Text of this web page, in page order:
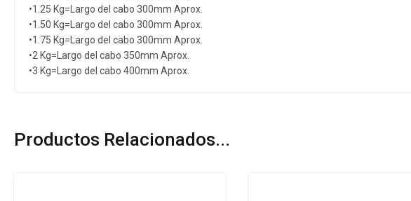
•1.25 Kg=Largo del cabo 300mm Aprox.
•1.50 Kg=Largo del cabo 300mm Aprox.
•1.75 Kg=Largo del cabo 300mm Aprox.
•2 Kg=Largo del cabo 350mm Aprox.
•3 Kg=Largo del cabo 400mm Aprox.
Productos Relacionados...